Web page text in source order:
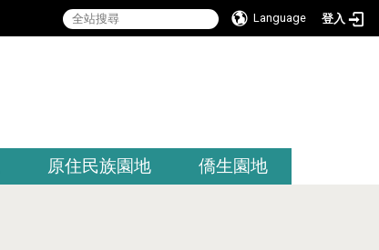
Language 登入
原住民族園地 僑生園地